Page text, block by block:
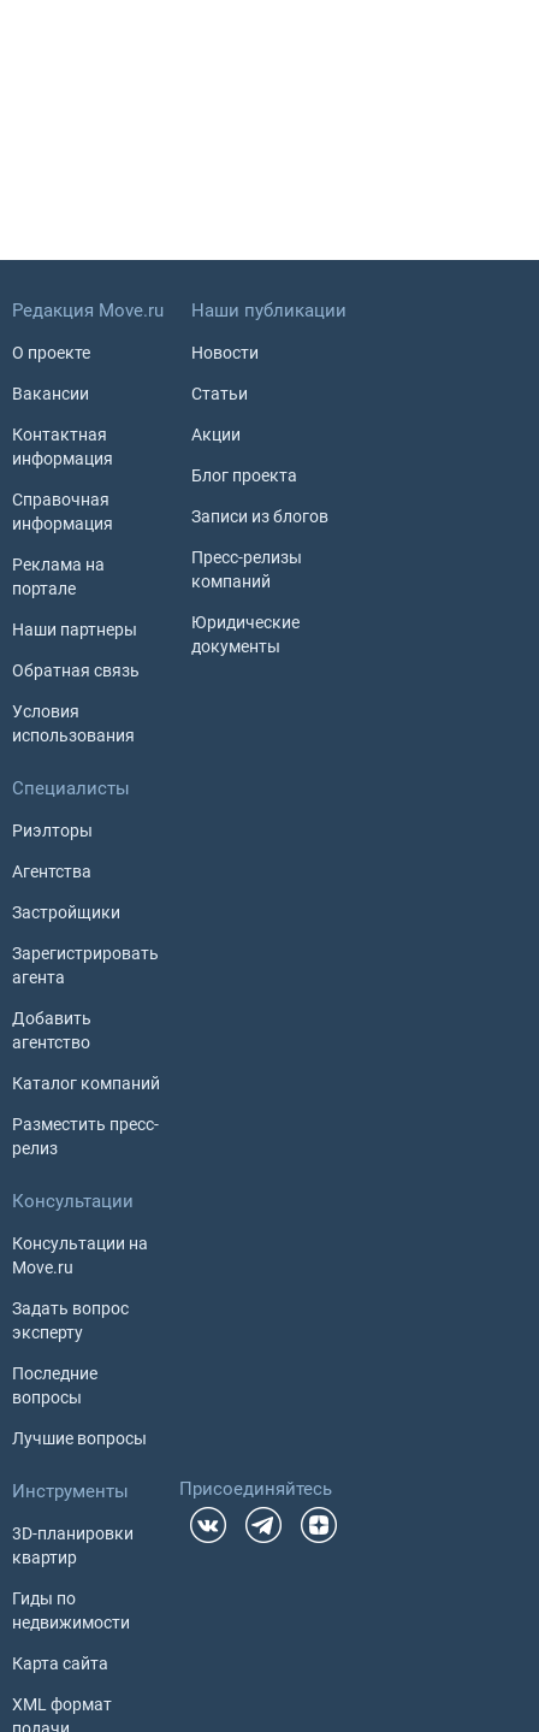
Редакция Move.ru
О проекте
Вакансии
Контактная
информация
Справочная
информация
Реклама на
портале
Наши партнеры
Обратная связь
Условия
использования
Наши публикации
Новости
Статьи
Акции
Блог проекта
Записи из блогов
Пресс-релизы
компаний
Юридические
документы
Специалисты
Риэлторы
Агентства
Застройщики
Зарегистрировать
агента
Добавить
агентство
Каталог компаний
Разместить пресс-
релиз
Консультации
Консультации на
Move.ru
Задать вопрос
эксперту
Последние
вопросы
Лучшие вопросы
Инструменты
3D-планировки
квартир
Гиды по
недвижимости
Карта сайта
XML формат
Присоединяйтесь